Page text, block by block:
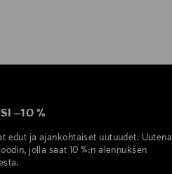
–10 %
edut ja ajankohtaiset uutuudet. Uutena
jolla saat 10 %:n alennuksen